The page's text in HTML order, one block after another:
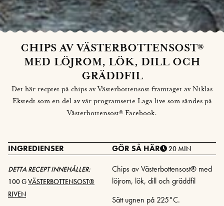
CHIPS AV VÄSTERBOTTENSOST®
MED LÖJROM, LÖK, DILL OCH
GRÄDDFIL
Det här recptet på chips av Västerbottensost framtaget av Niklas
Ekstedt som en del av vår programserie Laga live som sändes på
Västerbottensost® Facebook.
INGREDIENSER
DETTA RECEPT INNEHÅLLER:
100 GVÄSTERBOTTENSOST®
RIVEN
GÖR SÅ HÄR 20 MIN
Chips av Västerbottensost® med
löjrom, lök, dill och gräddfil
Sätt ugnen på 225°C.